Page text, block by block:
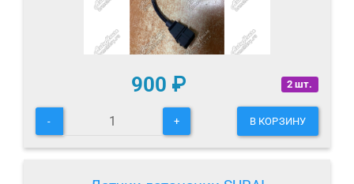
2 шт.
900 ₽
- + В КОРЗИНУ